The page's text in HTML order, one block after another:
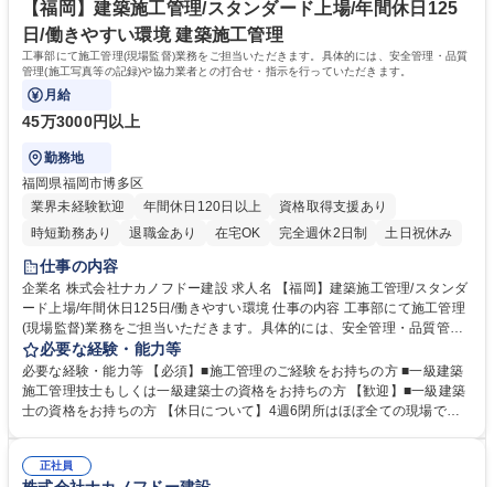
専修学校 高校 語学力： 資格：1級電気工事施工管理技士 1級管工事施工管
理技士
【福岡】建築施工管理/スタンダード上場/年間休日125
日/働きやすい環境 建築施工管理
工事部にて施工管理(現場監督)業務をご担当いただきます。具体的には、安全管理・品質
管理(施工写真等の記録)や協力業者との打合せ・指示を行っていただきます。
月給
45万3000円以上
勤務地
福岡県福岡市博多区
業界未経験歓迎
年間休日120日以上
資格取得支援あり
時短勤務あり
退職金あり 在宅OK 完全週休2日制 土日祝休み
仕事の内容
企業名 株式会社ナカノフドー建設 求人名 【福岡】建築施工管理/スタンダ
ード上場/年間休日125日/働きやすい環境 仕事の内容 工事部にて施工管理
(現場監督)業務をご担当いただきます。具体的には、安全管理・品質管理
(施工写真等の記録)や協力業者との打合せ・指示を行っていただきます。
「施工図設計」「仮設設計」「官公庁への各種申請」等については、専門
部署が担当しますので、施工管理の仕事に専念できる環境が整っていま
す。工期は平均1年程度です。 ◇幅広い案件・大型案件に携わることがで
ンダード上場/年間休日125日/働きやすい環境
必要な経験・能力等
必要な経験・能力等 【必須】■施工管理のご経験をお持ちの方 ■一級建築
施工管理技士もしくは一級建築士の資格をお持ちの方 【歓迎】■一級建築
士の資格をお持ちの方 【休日について】4週6閉所はほぼ全ての現場で達
代休を取得いただきますが取得できなかった場合は給与で還元いたしま
正社員